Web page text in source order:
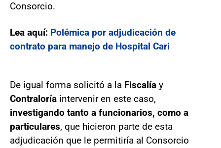
Consorcio.
Lea aquí: Polémica por adjudicación de
contrato para manejo de Hospital Cari
De igual forma solicitó a la Fiscalía y
Contraloría intervenir en este caso,
investigando tanto a funcionarios, como a
particulares, que hicieron parte de esta
adjudicación que le permitiría al Consorcio